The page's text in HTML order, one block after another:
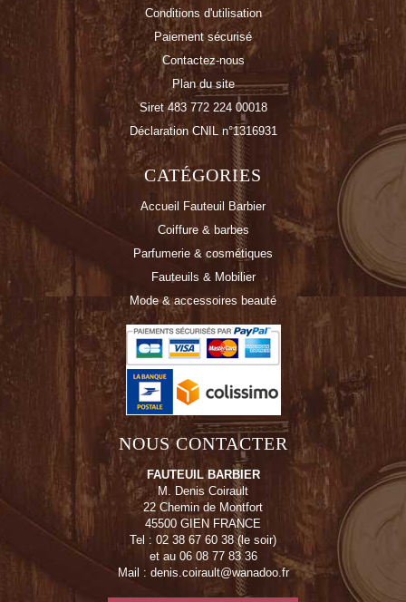
Conditions d'utilisation
Paiement sécurisé
Contactez-nous
Plan du site
Siret 483 772 224 00018
Déclaration CNIL n°1316931
CATÉGORIES
Accueil Fauteuil Barbier
Coiffure & barbes
Parfumerie & cosmétiques
Fauteuils & Mobilier
Mode & accessoires beauté
NOUS CONTACTER
FAUTEUIL BARBIER
M. Denis Coirault
22 Chemin de Montfort
45500 GIEN FRANCE
Tel : 02 38 67 60 38 (le soir)
et au 06 08 77 83 36
Mail : denis.coirault@wanadoo.fr